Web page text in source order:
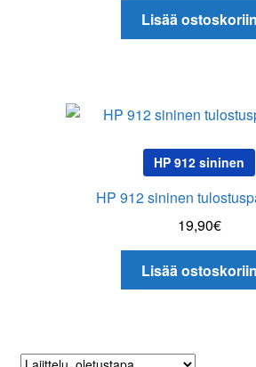
Lisää ostoskoriin
HP 912 sininen
HP 912 sininen
19,90€
Lisää ostoskoriin